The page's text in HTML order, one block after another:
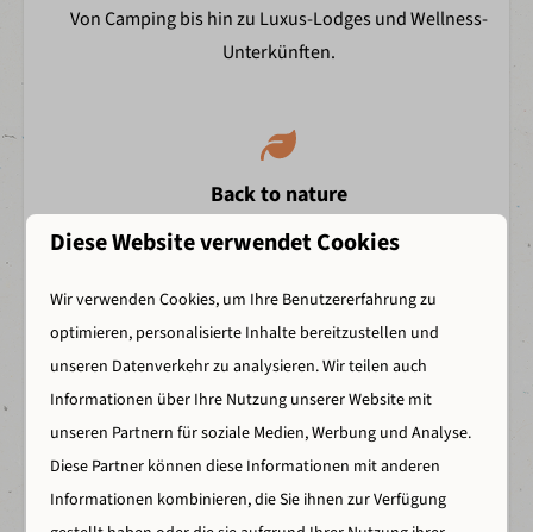
Kinder
Parkeinrichtungen
Beachbar Little Lakeside
Entertainment
Jeep Safari
Minigolf
Fußballplatz
(beach) Volleybal
Kinderspielplatz
Imbiss
Fahrradverleih
Restaurant Lakeside
Von Camping bis hin zu Luxus-Lodges und Wellness-
Unterkünften.
Back to nature
Erlebe Freiheit, Natur und Spaß.
Viele Einrichtungen
Schwimmen, Wellness, Wandern und überraschende
Aktivitäten.
Diese Website verwendet Cookies
Wir verwenden Cookies, um Ihre Benutzererfahrung zu
optimieren, personalisierte Inhalte bereitzustellen und
unseren Datenverkehr zu analysieren. Wir teilen auch
Informationen über Ihre Nutzung unserer Website mit
unseren Partnern für soziale Medien, Werbung und Analyse.
Diese Partner können diese Informationen mit anderen
Informationen kombinieren, die Sie ihnen zur Verfügung